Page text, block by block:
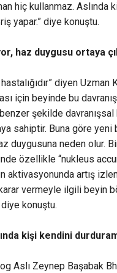
hiç kullanmaz.
yapar.” diye konuştu.
haz duygusu ortaya
hastalığıdır” diyen
için beyinde bu
benzer şekilde
sahiptir. Buna göre
duygusuna neden olur.
özellikle “nukleus
aktivasyonunda artış
vermeyle ilgili beyin
konuştu.
kişi kendini
Aslı Zeynep Başabak